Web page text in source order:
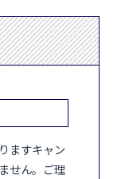
ますキャン
せん。ご理